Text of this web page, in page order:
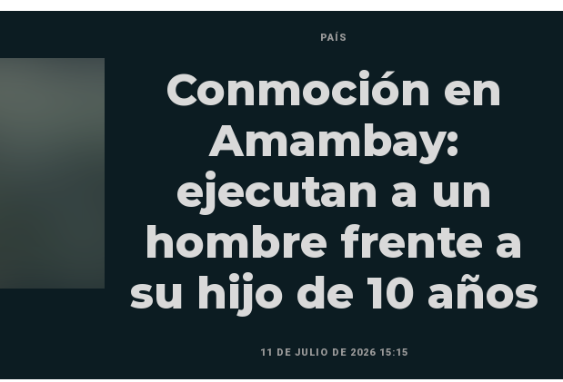
PAÍS
Conmoción en
Amambay:
ejecutan a un
hombre frente a
su hijo de 10 años
11 DE JULIO DE 2026 15:15